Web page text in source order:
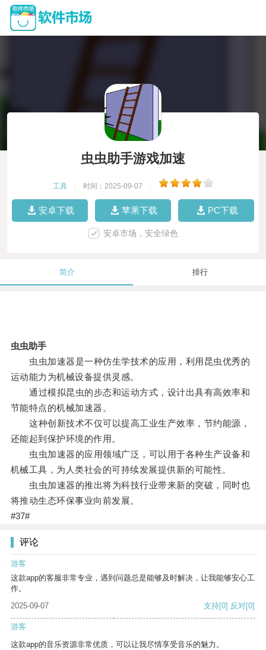
虫虫助手游戏加速
工具 时间：2025-09-07
安卓下载 苹果下载 PC下载
安卓市场，安全绿色
简介 排行
虫虫助手
虫虫加速器是一种仿生学技术的应用，利用昆虫优秀的
运动能力为机械设备提供灵感。
通过模拟昆虫的步态和运动方式，设计出具有高效率和
节能特点的机械加速器。
这种创新技术不仅可以提高工业生产效率，节约能源，
还能起到保护环境的作用。
虫虫加速器的应用领域广泛，可以用于各种生产设备和
机械工具，为人类社会的可持续发展提供新的可能性。
虫虫加速器的推出将为科技行业带来新的突破，同时也
将推动生态环保事业向前发展。
#37#
评论
游客
这款app的客服非常专业，遇到问题总是能够及时解决，让我能够安心工
作。
2025-09-07
支持[0] 反对[0]
游客
这款app的音乐资源非常优质，可以让我尽情享受音乐的魅力。